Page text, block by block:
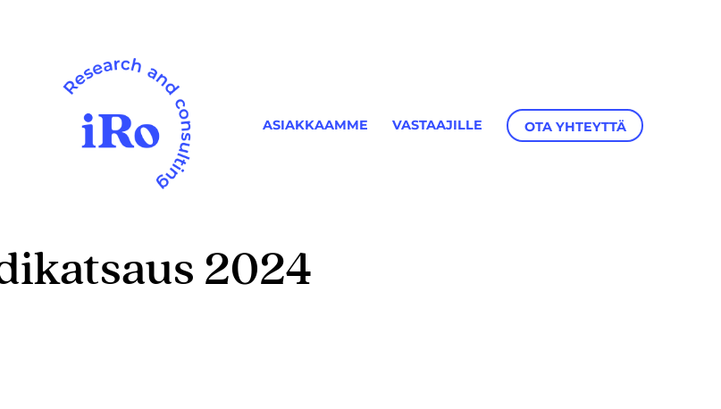
ASIAKKAAMME VASTAAJILLE OTA YHTEYTTÄ
2024